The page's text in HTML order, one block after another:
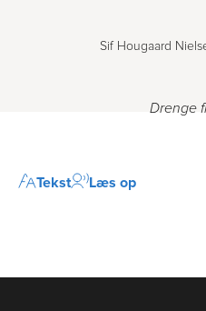
Sif Hougaard
Drenge
Tekst Læs op